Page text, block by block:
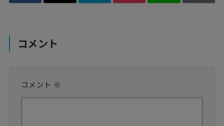
コメント
コメント ※